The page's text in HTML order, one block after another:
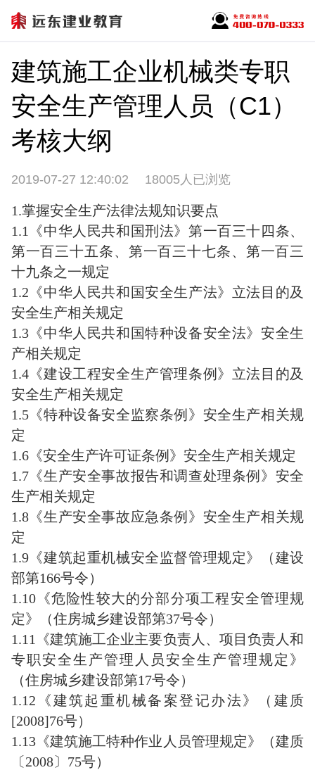
建筑施工企业机械类专职
安全生产管理人员（C1）
考核大纲
2019-07-27 12:40:02 18005人已浏览
1.掌握安全生产法律法规知识要点
1.1《中华人民共和国刑法》第一百三十四条、
第一百三十五条、第一百三十七条、第一百三
十九条之一规定
1.2《中华人民共和国安全生产法》立法目的及
安全生产相关规定
1.3《中华人民共和国特种设备安全法》安全生
产相关规定
1.4《建设工程安全生产管理条例》立法目的及
安全生产相关规定
1.5《特种设备安全监察条例》安全生产相关规
定
1.6《安全生产许可证条例》安全生产相关规定
1.7《生产安全事故报告和调查处理条例》安全
生产相关规定
1.8《生产安全事故应急条例》安全生产相关规
定
1.9《建筑起重机械安全监督管理规定》（建设
部第166号令）
1.10《危险性较大的分部分项工程安全管理规
定》（住房城乡建设部第37号令）
1.11《建筑施工企业主要负责人、项目负责人和
专职安全生产管理人员安全生产管理规定》
（住房城乡建设部第17号令）
1.12《建筑起重机械备案登记办法》（建质
[2008]76号）
1.13《建筑施工特种作业人员管理规定》（建质
〔2008〕75号）